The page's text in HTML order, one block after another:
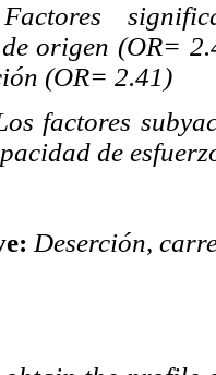
origen (OR=
(OR= 2.41)
factores
de
Deserción,